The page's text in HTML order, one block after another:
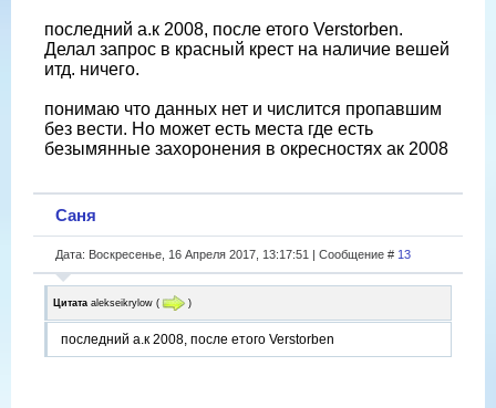
последний а.к 2008, после етого Verstorben.
Делал запрос в красный крест на наличие вешей
итд. ничего.
понимаю что данных нет и числится пропавшим
без вести. Но может есть места где есть
безымянные захоронения в окресностях ак 2008
Саня
Дата: Воскресенье, 16 Апреля 2017, 13:17:51 | Сообщение # 13
Цитата alekseikrylow ( )
последний а.к 2008, после етого Verstorben